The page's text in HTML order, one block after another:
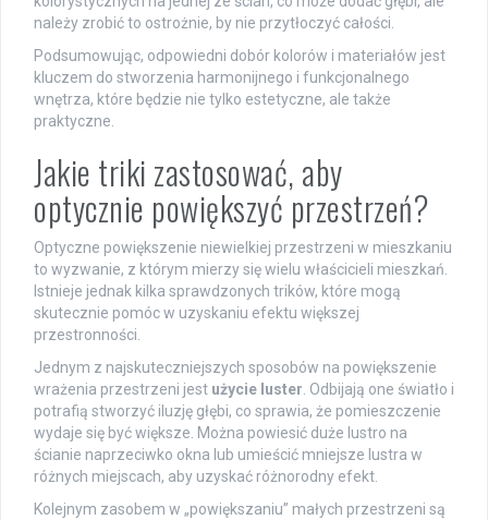
należy zrobić to ostrożnie, by nie przytłoczyć całości.
Podsumowując, odpowiedni dobór kolorów i materiałów jest
kluczem do stworzenia harmonijnego i funkcjonalnego
wnętrza, które będzie nie tylko estetyczne, ale także
praktyczne.
Jakie triki zastosować, aby
optycznie powiększyć przestrzeń?
Optyczne powiększenie niewielkiej przestrzeni w mieszkaniu
to wyzwanie, z którym mierzy się wielu właścicieli mieszkań.
Istnieje jednak kilka sprawdzonych trików, które mogą
skutecznie pomóc w uzyskaniu efektu większej
przestronności.
Jednym z najskuteczniejszych sposobów na powiększenie
wrażenia przestrzeni jest użycie luster. Odbijają one światło i
potrafią stworzyć iluzję głębi, co sprawia, że pomieszczenie
wydaje się być większe. Można powiesić duże lustro na
ścianie naprzeciwko okna lub umieścić mniejsze lustra w
różnych miejscach, aby uzyskać różnorodny efekt.
Kolejnym zasobem w „powiększaniu” małych przestrzeni są